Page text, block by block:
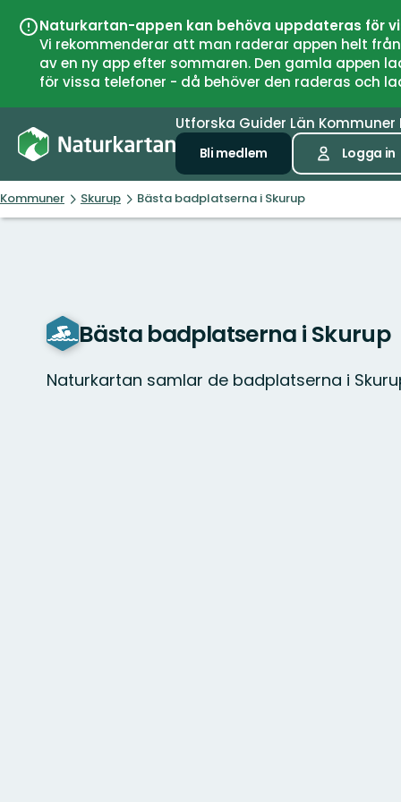
Naturkartan-appen kan behöva uppdateras för
Vi rekommenderar att man raderar appen helt
av en ny app efter sommaren. Den gamla
för vissa telefoner - då behöver den raderas och
Utforska Guider Län Kommuner
Bli medlem Logga in
Kommuner Skurup Bästa badplatserna i Skurup
Bästa badplatserna i Skurup
Naturkartan samlar de badplatserna i